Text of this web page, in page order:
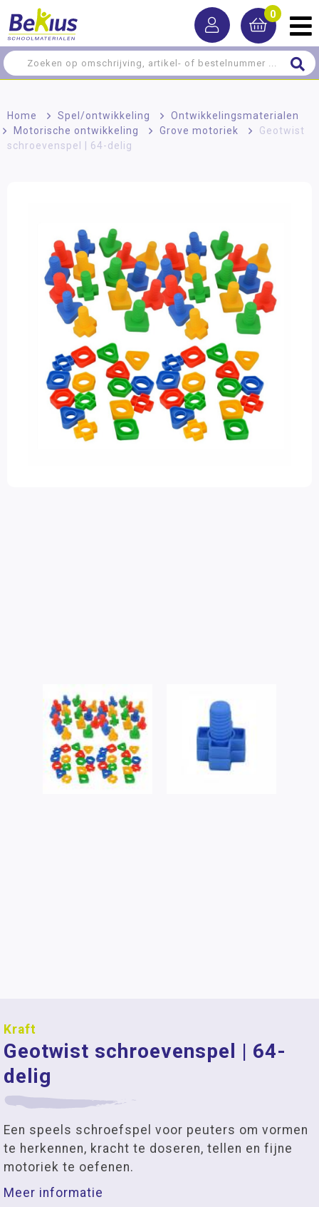
0
Home > Spel/ontwikkeling > Ontwikkelingsmaterialen
Motorische ontwikkeling
> Grove motoriek >
Geotwist
schroevenspel | 64-delig
Kraft
Geotwist schroevenspel | 64-
delig
Een speels schroefspel voor peuters om vormen
te herkennen, kracht te doseren, tellen en fijne
motoriek te oefenen.
Meer informatie